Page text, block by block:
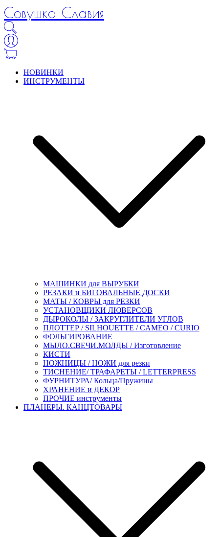
Совушка Славия
НОВИНКИ
ИНСТРУМЕНТЫ
МАШИНКИ для ВЫРУБКИ
РЕЗАКИ и БИГОВАЛЬНЫЕ ДОСКИ
МАТЫ / КОВРЫ для РЕЗКИ
УСТАНОВЩИКИ ЛЮВЕРСОВ
ДЫРОКОЛЫ / ЗАКРУГЛИТЕЛИ УГЛОВ
ПЛОТТЕР / SILHOUETTE / CAMEO / CURIO
ФОЛЬГИРОВАНИЕ
МЫЛО.СВЕЧИ.МОЛДЫ / Изготовление
КИСТИ
НОЖНИЦЫ / НОЖИ для резки
ТИСНЕНИЕ/ ТРАФАРЕТЫ / LETTERPRESS
ФУРНИТУРА/ Кольца/Пружины
ХРАНЕНИЕ и ДЕКОР
ПРОЧИЕ инструменты
ПЛАНЕРЫ. КАНЦТОВАРЫ